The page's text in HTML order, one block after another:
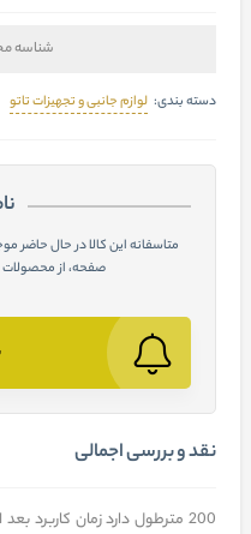
شناسه
دسته بندی: لوازم جانبی و تجهیزات تاتو
متاسفانه این کالا در حال حاضر
صفحه، از محصولات
نقد و بررسی اجمالی
200 مترطول دارد زمان کاربرد